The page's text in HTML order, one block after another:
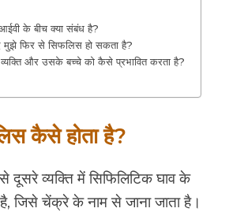
के बीच क्या संबंध है?
मुझे फिर से सिफलिस हो सकता है?
व्यक्ति और उसके बच्चे को कैसे प्रभावित करता है?
कैसे होता है?
दूसरे व्यक्ति में सिफिलिटिक घाव के
जिसे चेंक्रे के नाम से जाना जाता है।